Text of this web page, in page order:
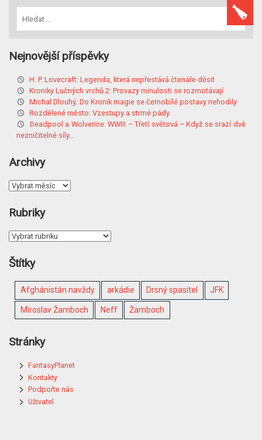
Nejnovější příspěvky
H. P. Lovecraft: Legenda, která nepřestává čtenáře děsit
Kroniky Lučných vrchů 2: Provazy minulosti se rozmotávají
Michal Dlouhý: Do Kronik magie se černobílé postavy nehodily
Rozdělené město: Vzestupy a strmé pády
Deadpool a Wolverine: WWIII – Třetí světová – Když se srazí dvě
nezničitelné síly…
Archivy
Rubriky
Štítky
Afghánistán navždy arkádie Drsný spasitel JFK
Miroslav Žamboch Neff Žamboch
Stránky
FantasyPlanet
Kontakty
Podpořte nás
Uživatel